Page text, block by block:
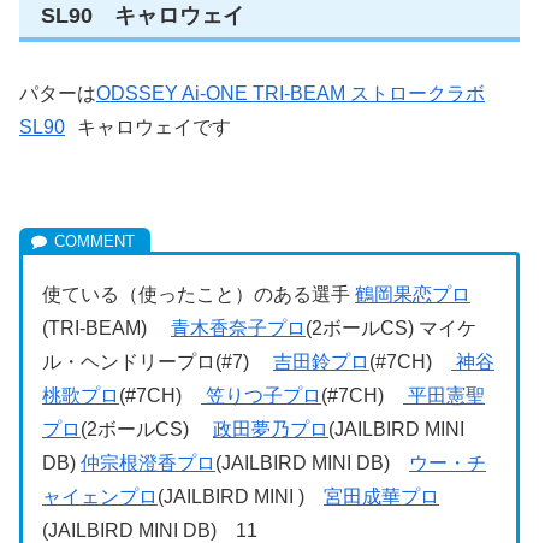
SL90 キャロウェイ
パターはODSSEY Ai-ONE TRI-BEAM ストロークラボ
SL90
キャロウェイです
使ている（使ったこと）のある選手 鶴岡果恋プロ
(TRI-BEAM) 青木香奈子プロ (2ボールCS) マイケ
ル・ヘンドリープロ(#7) 吉田鈴プロ (#7CH)
神谷
桃歌プロ (#7CH) 笠りつ子プロ (#7CH)
平田憲聖
プロ (2ボールCS) 政田夢乃プロ (JAILBIRD MINI
DB) 仲宗根澄香プロ (JAILBIRD MINI DB)
ウー・チ
ャイェンプロ (JAILBIRD MINI ) 宮田成華プロ
(JAILBIRD MINI DB) 11